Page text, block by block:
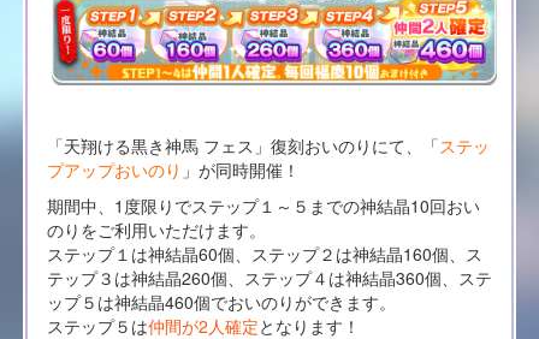
「天翔ける黒き神馬 フェス」復刻おいのりにて、「ステッ
プアップおいのり 」が同時開催！
期間中、1度限りでステップ１～５までの神結晶10回おい
のりをご利用いただけます。
ステップ１は神結晶60個、ステップ２は神結晶160個、ス
テップ３は神結晶260個、ステップ４は神結晶360個、ステ
ップ５は神結晶460個でおいのりができます。
ステップ５は仲間が2人確定となります！